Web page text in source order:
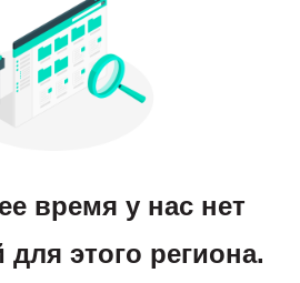
время у нас нет
этого региона.